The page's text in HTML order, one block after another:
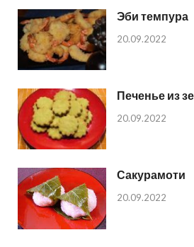
Эби темпура
20.09.2022
Печенье из
20.09.2022
Сакурамоти
20.09.2022